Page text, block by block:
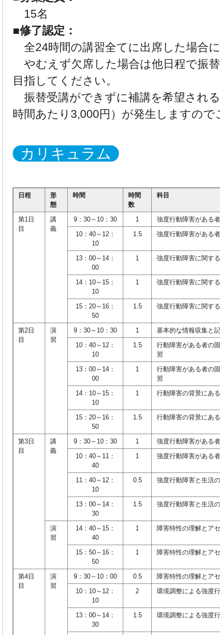
15名
■修了認定：
全24時間の講習全てに出席した場合
やむえず欠席した場合は他日程で振
目指してください。
振替受講ができずに補講を希望され
時間あたり3,000円）が発生しますので
カリキュラム
日程
形
態
時間
時間
数
科目
第1日
目
講
義
9：30～10：30 1
強度行動障害がある
10：40～12：
10
1.5 強度行動障害がある
13：00～14：
00
1 強度行動障害に関す
14：10～15：
10
1 強度行動障害に関す
15：20～16：
50
1.5 強度行動障害に関す
第2日
目
演
習
9：30～10：30 1
基本的な情報収集と
10：40～12：
10
1.5
行動障害がある者の
習
13：00～14：
00
1
行動障害がある者の
習
14：10～15：
10
1 行動障害の背景にあ
15：20～16：
50
1.5 行動障害の背景にあ
第3日
目
講
義
9：30～10：30 1
強度行動障害がある
10：40～11：
40
1 強度行動障害がある
11：40～12：
10
0.5 強度行動障害と生活
13：00～14：
30
1.5 強度行動障害と生活
演
習
14：40～15：
40
1 障害特性の理解とア
15：50～16：
50
1 障害特性の理解とア
第4日
目
演
習
9：30～10：00 0.5
障害特性の理解とア
10：10～12：
10
2 環境調整による強度
13：00～14：
30
1.5 環境調整による強度